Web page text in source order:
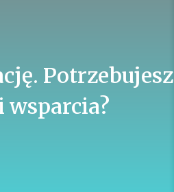
Potrzebujesz
wsparcia?